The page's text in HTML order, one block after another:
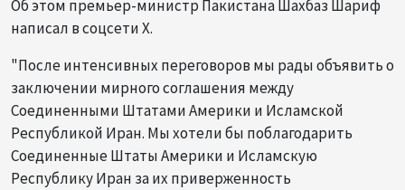
Об этом премьер-министр Пакистана Шахбаз Шариф
написал в соцсети X.
"После интенсивных переговоров мы рады объявить о
заключении мирного соглашения между
Соединенными Штатами Америки и Исламской
Республикой Иран. Мы хотели бы поблагодарить
Соединенные Штаты Америки и Исламскую
Республику Иран за их приверженность